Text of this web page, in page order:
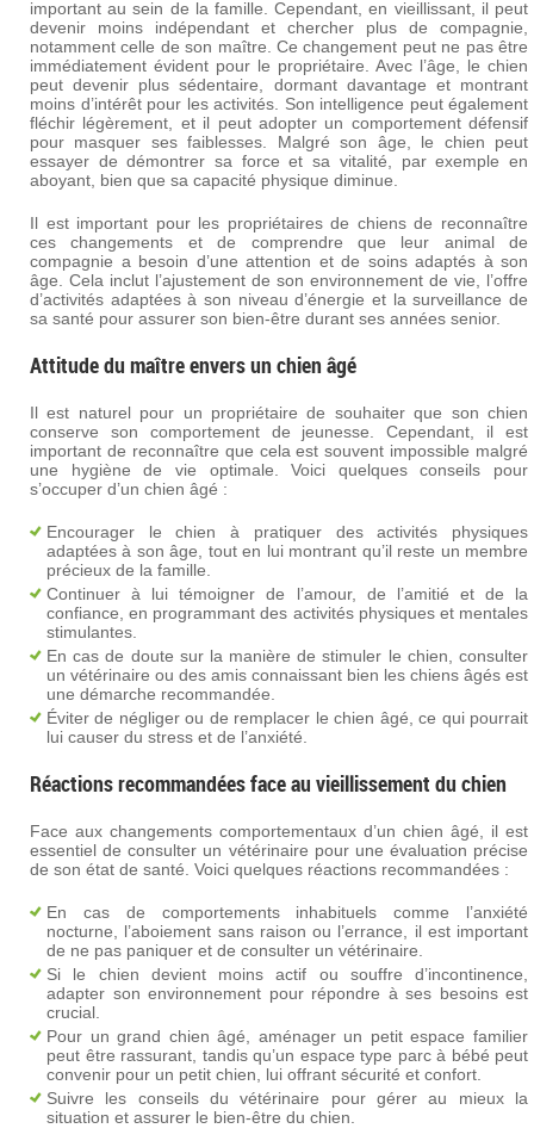
important au sein de la famille. Cependant, en vieillissant, il peut
devenir moins indépendant et chercher plus de compagnie,
notamment celle de son maître. Ce changement peut ne pas être
immédiatement évident pour le propriétaire. Avec l’âge, le chien
peut devenir plus sédentaire, dormant davantage et montrant
moins d’intérêt pour les activités. Son intelligence peut également
fléchir légèrement, et il peut adopter un comportement défensif
pour masquer ses faiblesses. Malgré son âge, le chien peut
essayer de démontrer sa force et sa vitalité, par exemple en
aboyant, bien que sa capacité physique diminue.
Il est important pour les propriétaires de chiens de reconnaître
ces changements et de comprendre que leur animal de
compagnie a besoin d’une attention et de soins adaptés à son
âge. Cela inclut l’ajustement de son environnement de vie, l’offre
d’activités adaptées à son niveau d’énergie et la surveillance de
sa santé pour assurer son bien-être durant ses années senior.
Attitude du maître envers un chien âgé
Il est naturel pour un propriétaire de souhaiter que son chien
conserve son comportement de jeunesse. Cependant, il est
important de reconnaître que cela est souvent impossible malgré
une hygiène de vie optimale. Voici quelques conseils pour
s’occuper d’un chien âgé :
Encourager le chien à pratiquer des activités physiques
adaptées à son âge, tout en lui montrant qu’il reste un membre
précieux de la famille.
Continuer à lui témoigner de l’amour, de l’amitié et de la
confiance, en programmant des activités physiques et mentales
stimulantes.
En cas de doute sur la manière de stimuler le chien, consulter
un vétérinaire ou des amis connaissant bien les chiens âgés est
une démarche recommandée.
Éviter de négliger ou de remplacer le chien âgé, ce qui pourrait
lui causer du stress et de l’anxiété.
Réactions recommandées face au vieillissement du chien
Face aux changements comportementaux d’un chien âgé, il est
essentiel de consulter un vétérinaire pour une évaluation précise
de son état de santé. Voici quelques réactions recommandées :
En cas de comportements inhabituels comme l’anxiété
nocturne, l’aboiement sans raison ou l’errance, il est important
de ne pas paniquer et de consulter un vétérinaire.
Si le chien devient moins actif ou souffre d’incontinence,
adapter son environnement pour répondre à ses besoins est
crucial.
Pour un grand chien âgé, aménager un petit espace familier
peut être rassurant, tandis qu’un espace type parc à bébé peut
convenir pour un petit chien, lui offrant sécurité et confort.
Suivre les conseils du vétérinaire pour gérer au mieux la
situation et assurer le bien-être du chien.